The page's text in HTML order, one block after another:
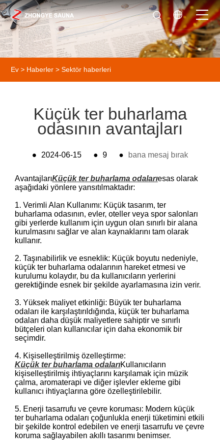
Ev > Haberler >Sektör haberleri
Küçük ter buharlama
odasının avantajları
● 2024-06-15 ● 9 ● bana mesaj bırak
AvantajlarıKüçük ter buharlama odalarıesas olarak
aşağıdaki yönlere yansıtılmaktadır:
1. Verimli Alan Kullanımı: Küçük tasarım, ter
buharlama odasının, evler, oteller veya spor salonları
gibi yerlerde kullanım için uygun olan sınırlı bir alana
kurulmasını sağlar ve alan kaynaklarını tam olarak
kullanır.
2. Taşınabilirlik ve esneklik: Küçük boyutu nedeniyle,
küçük ter buharlama odalarının hareket etmesi ve
kurulumu kolaydır, bu da kullanıcıların yerlerini
gerektiğinde esnek bir şekilde ayarlamasına izin verir.
3. Yüksek maliyet etkinliği: Büyük ter buharlama
odaları ile karşılaştırıldığında, küçük ter buharlama
odaları daha düşük maliyetlere sahiptir ve sınırlı
bütçeleri olan kullanıcılar için daha ekonomik bir
seçimdir.
4. Kişiselleştirilmiş özelleştirme:
Küçük ter buharlama odalarıKullanıcıların
kişiselleştirilmiş ihtiyaçlarını karşılamak için müzik
çalma, aromaterapi ve diğer işlevler ekleme gibi
kullanıcı ihtiyaçlarına göre özelleştirilebilir.
5. Enerji tasarrufu ve çevre koruması: Modern küçük
ter buharlama odaları çoğunlukla enerji tüketimini etkili
bir şekilde kontrol edebilen ve enerji tasarrufu ve çevre
koruma sağlayabilen akıllı tasarımı benimser.